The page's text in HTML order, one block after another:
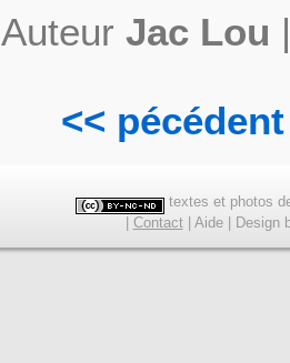
Auteur Jac Lou
<< pécédent
textes et photos
Contact| Aide| Design